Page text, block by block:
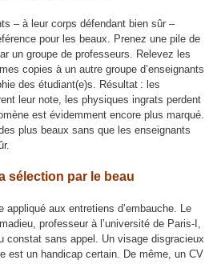
– à leur corps défendant bien sûr –
pour les beaux. Prenez une pile de
un groupe de professeurs. Relevez les
copies à un autre groupe d’enseignants
des étudiant(e)s. Résultat : les
leur note, les physiques ingrats perdent
est évidemment encore plus marqué.
plus beaux sans que les enseignants
sélection par le beau
appliqué aux entretiens d’embauche. Le
professeur à l’université de Paris-I,
constat sans appel. Un visage disgracieux
est un handicap certain. De même, un CV